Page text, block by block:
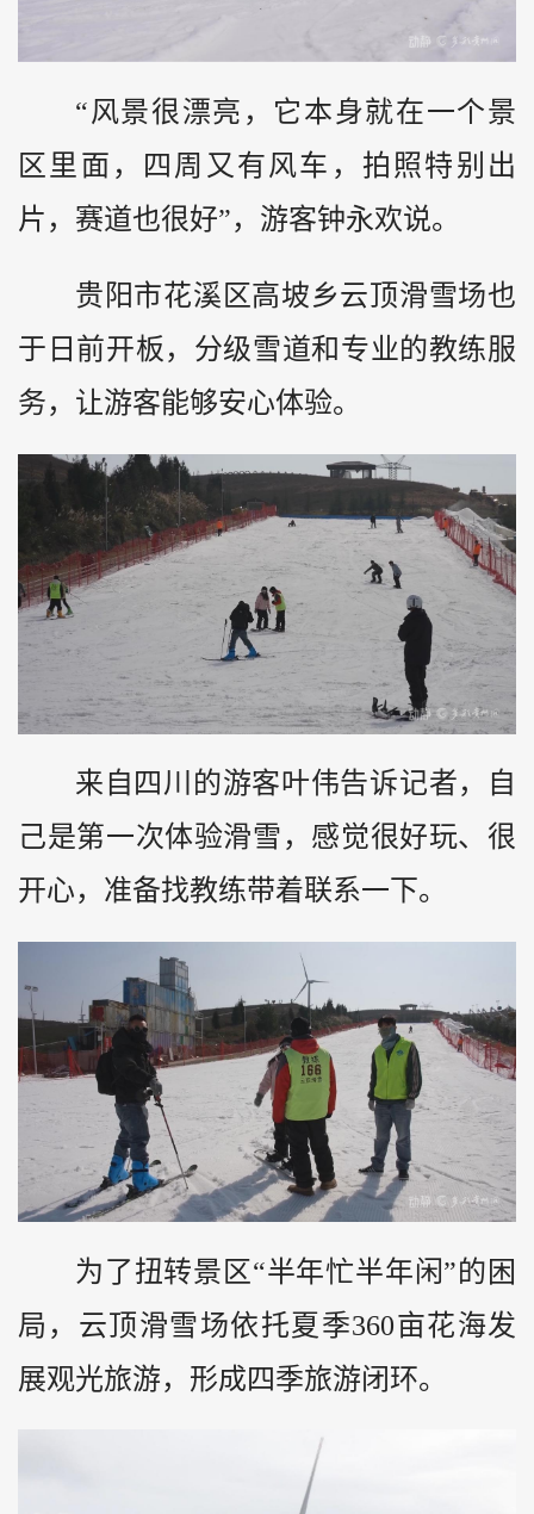
“风景很漂亮，它本身就在一个景
区里面，四周又有风车，拍照特别出
片，赛道也很好”，游客钟永欢说。
贵阳市花溪区高坡乡云顶滑雪场也
于日前开板，分级雪道和专业的教练服
务，让游客能够安心体验。
来自四川的游客叶伟告诉记者，自
己是第一次体验滑雪，感觉很好玩、很
开心，准备找教练带着联系一下。
为了扭转景区“半年忙半年闲”的困
局，云顶滑雪场依托夏季360亩花海发
展观光旅游，形成四季旅游闭环。